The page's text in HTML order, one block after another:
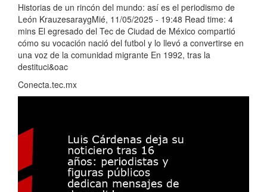
Historias de un rincón del mundo: así es el periodismo de
León KrauzesaraygMié, 11/05/2025 - 19:48 Read time: 4
mins El egresado del Tec de Ciudad de México compartió
cómo su vocación nació del futbol y lo llevó a convertirse en
una voz de la comunidad migrante En 1992, tras la
destituci&oac
Conecta.tec.mx